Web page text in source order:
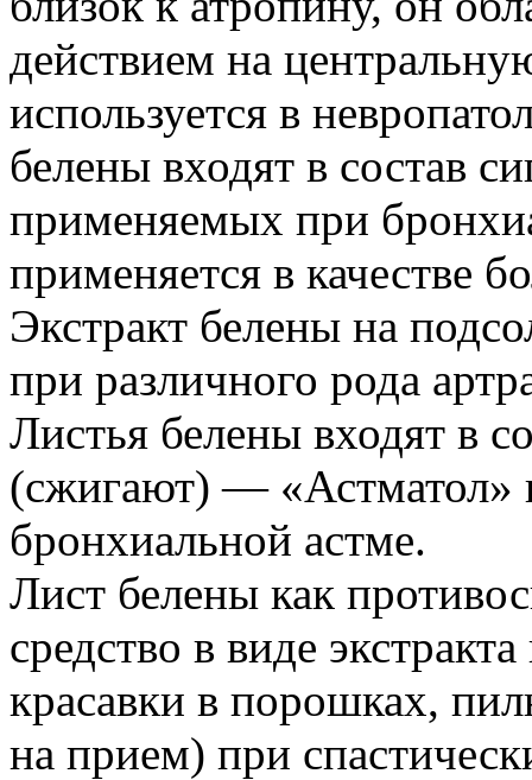
действием на
используется в
белены входят в состав
применяемых при
применяется в качестве
Экстракт белены на
при различного рода
Листья белены входят в
(сжигают) —
бронхиальной астме.
Лист белены как
средство в виде
красавки в порошках,
на прием) при